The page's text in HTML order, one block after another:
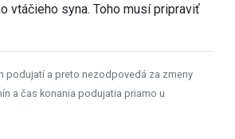
vtáčieho syna. Toho musí pripraviť
podujatí a preto nezodpovedá za zmeny
a čas konania podujatia priamo u